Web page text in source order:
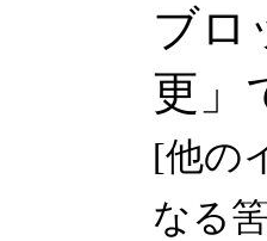
ブロ
更」
[他の
なる